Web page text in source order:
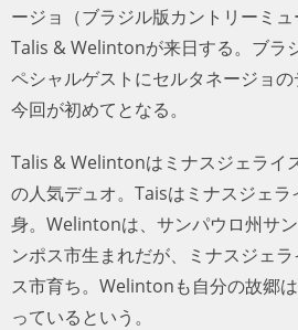
ージョ（ブラジル版カントリーミ
Talis & Welintonが来日する。ブラ
ペシャルゲストにセルタネージョ
今回が初めてとなる。
Talis & Welintonはミナスジェライ
の人気デュオ。Taisはミナスジェ
身。Welintonは、サンパウロ州サ
ンポス市生まれだが、ミナスジェ
ス市育ち。Welintonも自分の故郷
っているという。